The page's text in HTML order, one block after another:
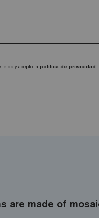
leído y acepto la política de privacidad
are made of